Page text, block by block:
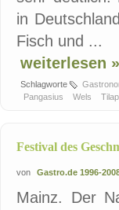
in
Fisch und ...
weiterlesen »
Schlagworte
Pangasius
Wels
Festival des
von Gastro.de 1996-
Mainz. Der